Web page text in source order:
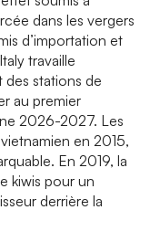
dans les vergers
d’importation et
travaille
des stations de
au premier
2026-2027. Les
en 2015,
En 2019, la
kiwis pour un
derrière la